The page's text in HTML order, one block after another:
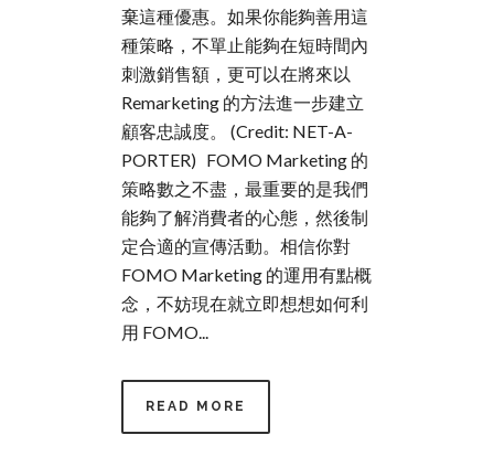
棄這種優惠。如果你能夠善用這
種策略，不單止能夠在短時間內
刺激銷售額，更可以在將來以
Remarketing 的方法進一步建立
顧客忠誠度。 (Credit: NET-A-
PORTER) FOMO Marketing 的
策略數之不盡，最重要的是我們
能夠了解消費者的心態，然後制
定合適的宣傳活動。相信你對
FOMO Marketing 的運用有點概
念，不妨現在就立即想想如何利
用 FOMO...
READ MORE